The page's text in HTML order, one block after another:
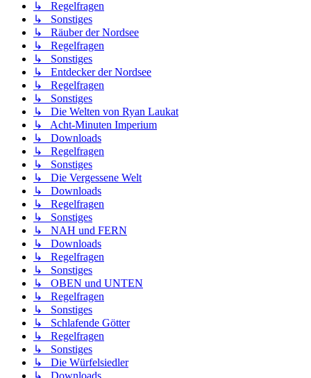
↳ Regelfragen
↳ Sonstiges
↳ Räuber der Nordsee
↳ Regelfragen
↳ Sonstiges
↳ Entdecker der Nordsee
↳ Regelfragen
↳ Sonstiges
↳ Die Welten von Ryan Laukat
↳ Acht-Minuten Imperium
↳ Downloads
↳ Regelfragen
↳ Sonstiges
↳ Die Vergessene Welt
↳ Downloads
↳ Regelfragen
↳ Sonstiges
↳ NAH und FERN
↳ Downloads
↳ Regelfragen
↳ Sonstiges
↳ OBEN und UNTEN
↳ Regelfragen
↳ Sonstiges
↳ Schlafende Götter
↳ Regelfragen
↳ Sonstiges
↳ Die Würfelsiedler